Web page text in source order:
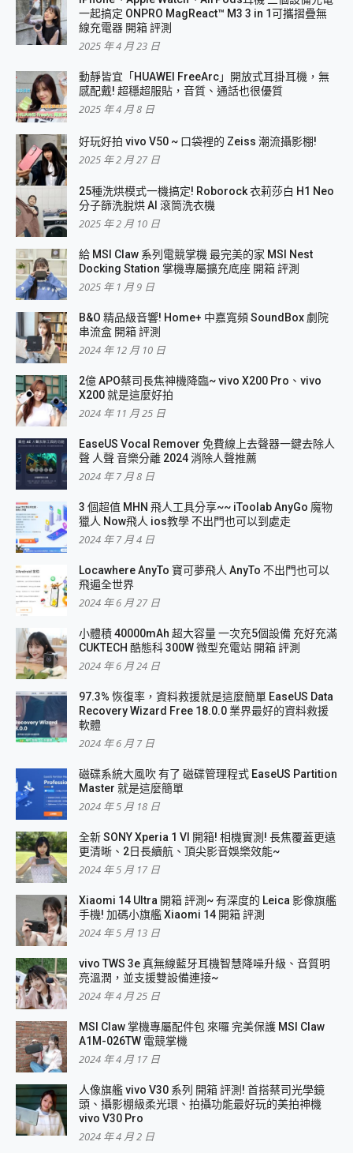
一起搞定 ONPRO MagReact™ M3 3 in 1可攜摺疊無
線充電器 開箱 評測
2025 年 4 月 23 日
動靜皆宜「HUAWEI FreeArc」開放式耳掛耳機，無
感配戴! 超穩超服貼，音質、通話也很優質
2025 年 4 月 8 日
好玩好拍 vivo V50 ~ 口袋裡的 Zeiss 潮流攝影棚!
2025 年 2 月 27 日
25種洗烘模式一機搞定! Roborock 衣莉莎白 H1 Neo
分子篩洗脫烘 AI 滾筒洗衣機
2025 年 2 月 10 日
給 MSI Claw 系列電競掌機 最完美的家 MSI Nest
Docking Station 掌機專屬擴充底座 開箱 評測
2025 年 1 月 9 日
B&O 精品級音響! Home+ 中嘉寬頻 SoundBox 劇院
串流盒 開箱 評測
2024 年 12 月 10 日
2億 APO蔡司長焦神機降臨~ vivo X200 Pro、vivo
X200 就是這麼好拍
2024 年 11 月 25 日
EaseUS Vocal Remover 免費線上去聲器一鍵去除人
聲 人聲 音樂分離 2024 消除人聲推薦
2024 年 7 月 8 日
3 個超值 MHN 飛人工具分享~~ iToolab AnyGo 魔物
獵人 Now飛人 ios教學 不出門也可以到處走
2024 年 7 月 4 日
Locawhere AnyTo 寶可夢飛人 AnyTo 不出門也可以
飛遍全世界
2024 年 6 月 27 日
小體積 40000mAh 超大容量 一次充5個設備 充好充滿
CUKTECH 酷態科 300W 微型充電站 開箱 評測
2024 年 6 月 24 日
97.3% 恢復率，資料救援就是這麼簡單 EaseUS Data
Recovery Wizard Free 18.0.0 業界最好的資料救援
軟體
2024 年 6 月 7 日
磁碟系統大風吹 有了 磁碟管理程式 EaseUS Partition
Master 就是這麼簡單
2024 年 5 月 18 日
全新 SONY Xperia 1 VI 開箱! 相機實測! 長焦覆蓋更遠
更清晰、2日長續航、頂尖影音娛樂效能~
2024 年 5 月 17 日
Xiaomi 14 Ultra 開箱 評測~ 有深度的 Leica 影像旗艦
手機! 加碼小旗艦 Xiaomi 14 開箱 評測
2024 年 5 月 13 日
vivo TWS 3e 真無線藍牙耳機智慧降噪升級、音質明
亮溫潤，並支援雙設備連接~
2024 年 4 月 25 日
MSI Claw 掌機專屬配件包 來囉 完美保護 MSI Claw
A1M-026TW 電競掌機
2024 年 4 月 17 日
人像旗艦 vivo V30 系列 開箱 評測! 首搭蔡司光學鏡
頭、攝影棚級柔光環、拍攝功能最好玩的美拍神機
vivo V30 Pro
2024 年 4 月 2 日